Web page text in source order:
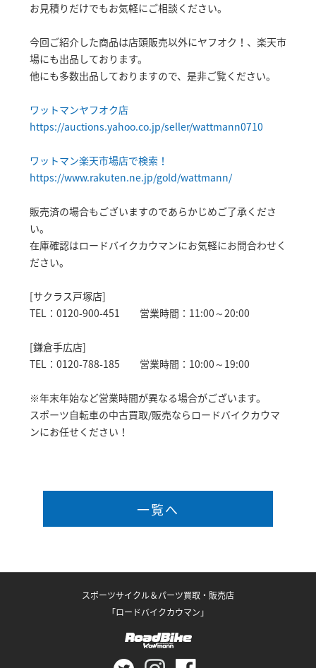
お見積りだけでもお気軽にご相談ください。
今回ご紹介した商品は店頭販売以外にヤフオク！、楽天市
場にも出品しております。
他にも多数出品しておりますので、是非ご覧ください。
ワットマンヤフオク店
https://auctions.yahoo.co.jp/seller/wattmann0710
ワットマン楽天市場店で検索！
https://www.rakuten.ne.jp/gold/wattmann/
販売済の場合もございますのであらかじめご了承くださ
い。
在庫確認はロードバイクカウマンにお気軽にお問合わせく
ださい。
[サクラス戸塚店]
TEL：0120-900-451 営業時間：11:00～20:00
[鎌倉手広店]
TEL：0120-788-185 営業時間：10:00～19:00
※年末年始など営業時間が異なる場合がございます。
スポーツ自転車の中古買取/販売ならロードバイクカウマ
ンにお任せください！
一覧へ
スポーツサイクル＆パーツ買取・販売店
「ロードバイクカウマン」